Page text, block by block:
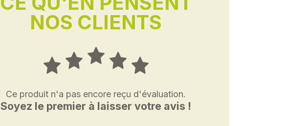
NOS CLIENTS
Ce produit n'a pas encore reçu d'évaluation.
Soyez le premier à laisser votre avis !